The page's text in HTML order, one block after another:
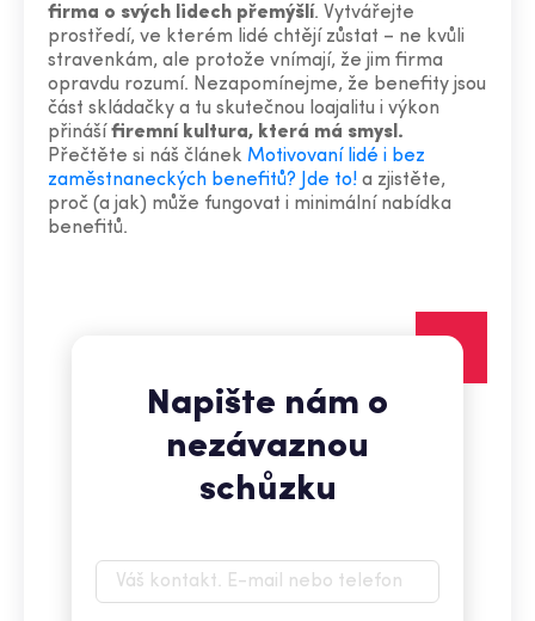
firma o svých lidech přemýšlí. Vytvářejte
prostředí, ve kterém lidé chtějí zůstat – ne kvůli
stravenkám, ale protože vnímají, že jim firma
opravdu rozumí. Nezapomínejme, že benefity jsou
část skládačky a tu skutečnou loajalitu i výkon
přináší firemní kultura, která má smysl.
Přečtěte si náš článek Motivovaní lidé i bez
zaměstnaneckých benefitů? Jde to! a zjistěte,
proč (a jak) může fungovat i minimální nabídka
benefitů.
Napište nám o
nezávaznou
schůzku